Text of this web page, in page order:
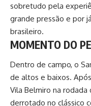
sobretudo pela
grande pressão e por
brasileiro.
MOMENTO DO
Dentro de campo, o
de altos e baixos.
Vila Belmiro na
derrotado no clássico